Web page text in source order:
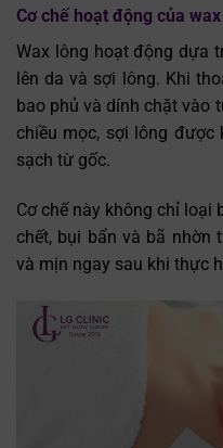
Cơ chế hoạt động của
Wax lông hoạt động dựa
lên da và sợi lông. Khi
bao phủ và dính chặt vào
chiều mọc, sợi lông được
sạch từ gốc.
Cơ chế này không chỉ loại
chết, bụi bẩn và bã nhờn
và mịn ngay sau khi thực